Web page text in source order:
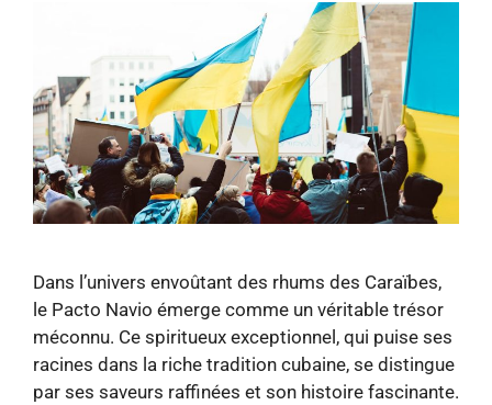
Dans l’univers envoûtant des rhums des Caraïbes,
le Pacto Navio émerge comme un véritable trésor
méconnu. Ce spiritueux exceptionnel, qui puise ses
racines dans la riche tradition cubaine, se distingue
par ses saveurs raffinées et son histoire fascinante.